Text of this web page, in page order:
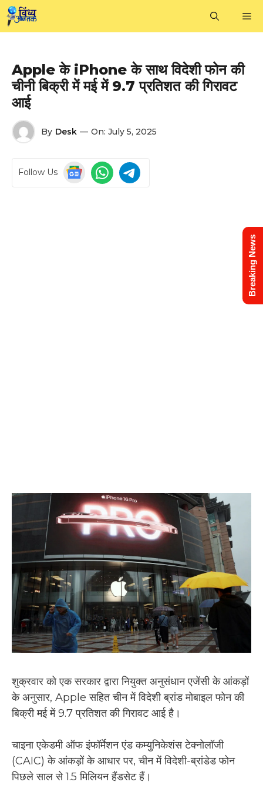
Skip
to
Apple के iPhone के साथ विदेशी फोन की
चीनी बिक्री में मई में 9.7 प्रतिशत की गिरावट
आई
By Desk — On: July 5, 2025
Follow Us
शुक्रवार को एक सरकार द्वारा नियुक्त अनुसंधान एजेंसी के आंकड़ों
के अनुसार, Apple सहित चीन में विदेशी ब्रांड मोबाइल फोन की
बिक्री मई में 9.7 प्रतिशत की गिरावट आई है।
चाइना एकेडमी ऑफ इंफॉर्मेशन एंड कम्युनिकेशंस टेक्नोलॉजी
(CAIC) के आंकड़ों के आधार पर, चीन में विदेशी-ब्रांडेड फोन
पिछले साल से 1.5 मिलियन हैंडसेट हैं।
Breaking News